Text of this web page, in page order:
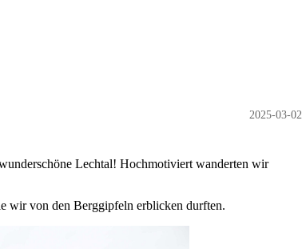
2025-03-02
Lechtal! Hochmotiviert wanderten wir
wir von den Berggipfeln erblicken durften.